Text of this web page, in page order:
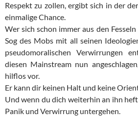
Respekt zu zollen, ergibt sich in der
einmalige Chance.
Wer sich schon immer aus den
Sog des Mobs mit all seinen
pseudomoralischen Verwirrungen
diesen Mainstream nun
hilflos vor.
Er kann dir keinen Halt und keine
Und wenn du dich weiterhin an ihn
Panik und Verwirrung untergehen.